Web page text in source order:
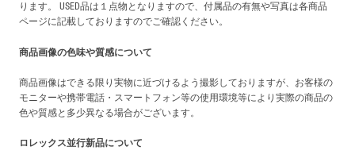
ります。 USED品は１点物となりますので、付属品の有無や写真は各商品
ページに記載しておりますのでご確認ください。
商品画像の色味や質感について
商品画像はできる限り実物に近づけるよう撮影しておりますが、お客様の
モニターや携帯電話・スマートフォン等の使用環境等により実際の商品の
色や質感と多少異なる場合がございます。
ロレックス並行新品について